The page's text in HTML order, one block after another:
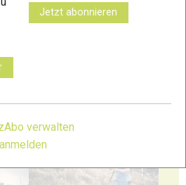
92
Jetzt abonnieren
Abo verwalten